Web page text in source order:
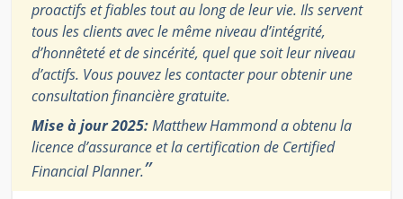
proactifs et fiables tout au long de leur vie. Ils servent
tous les clients avec le même niveau d’intégrité,
d’honnêteté et de sincérité, quel que soit leur niveau
d’actifs. Vous pouvez les contacter pour obtenir une
consultation financière gratuite.
Mise à jour 2025:Matthew Hammond a obtenu la
licence d’assurance et la certification de Certified
Financial Planner.”